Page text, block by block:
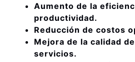
Aumento de la
productividad.
Reducción de costos
Mejora de la calidad
servicios.